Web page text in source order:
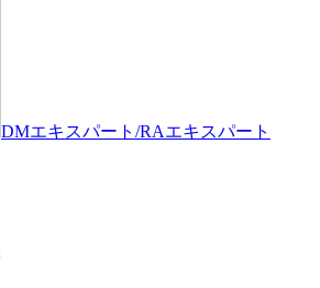
DMエキスパート/RAエキスパート